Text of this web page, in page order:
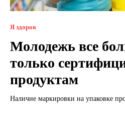
Я здоров
Молодежь все
только
продуктам
Наличие маркировки на упаковке